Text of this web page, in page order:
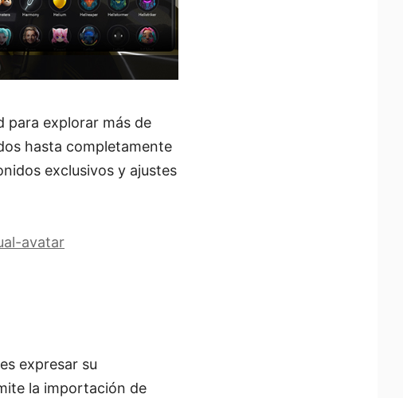
para explorar más de
hasta completamente
exclusivos y ajustes
avatar
expresar su
la importación de